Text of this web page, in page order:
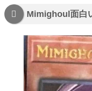
Mimighoul面白